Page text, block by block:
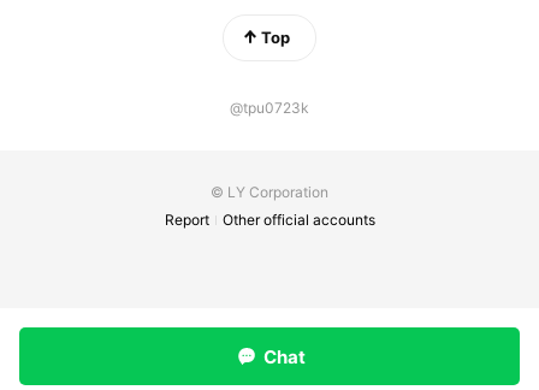
Top
@tpu0723k
© LY Corporation
Report
Other official accounts
Chat